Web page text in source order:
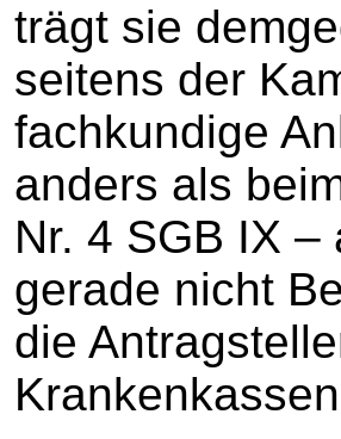
trägt sie
seitens der
fachkundige
anders als
Nr. 4 SGB IX
gerade nicht
die